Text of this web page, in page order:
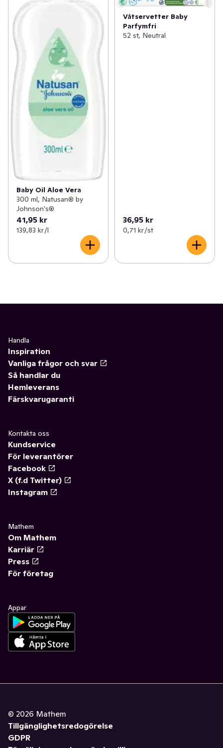
Baby Oil Aloe Vera
300 ml, Natusan® by
Johnson's®
41,95 kr
139,83 kr /l
Våtservetter Baby
Parfymfri
52 st, Neutral
36,95 kr
0,71 kr /st
Handla
Inspiration
Vanliga frågor och svar
Så handlar du
Hemleverans
Färskvarugaranti
Kontakta oss
Kundservice
För leverantörer
Facebook
X (f.d Twitter)
Instagram
Mathem
Om Mathem
Karriär
Press
För företag
Appar
© 2026 Mathem
Tillgänglighetsredogörelse
GDPR